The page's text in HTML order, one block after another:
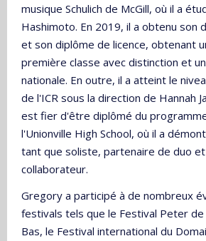
musique Schulich de McGill, où il a
Hashimoto. En 2019, il a obtenu son
et son diplôme de licence, obtenant
première classe avec distinction et
nationale. En outre, il a atteint le
de l'ICR sous la direction de Hannah
est fier d'être diplômé du
l'Unionville High School, où il a
tant que soliste, partenaire de duo
collaborateur.
Gregory a participé à de nombreux
festivals tels que le Festival Peter
Bas, le Festival international du